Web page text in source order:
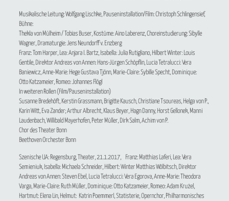
Musikalische Leitung: Wolfgang Lischke, Pauseninstallation/Film: Christoph Schlingensief,
Bühne:
Thekla von Mülheim / Tobias Buser, Kostüme: Aino Laberenz, Choreinstudierung: Sibylle
Wagner, Dramaturgie: Jens Neundorff v. Enzberg
Franz: Tom Harper, Lea: Anjara I. Bartz, Isabella: Julia Rutigliano, Hilbert Winter: Louis
Gentile, Direktor Andreas von Annen: Hans-Jürgen Schöpflin, Lucia Tetralucci: Vera
Baniewicz, Anne-Marie: Hege Gustava Tjönn, Marie-Claire: Sybille Specht, Dominique:
Otto Katzameier, Romeo: Johannes Flögl
In weiteren Rollen (Film/Pauseninstallation)
Susanne Bredehöft, Kerstin Grassmann, Brigitte Kausch, Christiane Tsoureas, Helga von P.,
Karin Witt, Eva Zander; Arthur Albrecht, Klaus Beyer, Hagn Danny, Horst Gellonek, Manni
Laudenbach, Willibald Mayerhofen, Peter Müller, Dirk Salm, Achim von P.
Chor des Theater Bonn
Beethoven Orchester Bonn
Szenische UA: Regensburg, Theater, 21.1.2017, Franz: Matthias Laferi, Lea: Vera
Semieniuk, Isabella: Michaela Schneider, Hilbert: Winter Matthias Wölbitsch, Direktor
Andreas von Annen: Steven Ebel, Lucia Tetralucci: Vera Egorova, Anne-Marie: Theodora
Varga, Marie-Claire: Ruth Müller, Dominique: Otto Katzameier, Romeo: Adam Krużel,
Hartmut: Elena Lin, Helmut: Katrin Poemmerl, Statisterie, Opernchor, Philharmonisches